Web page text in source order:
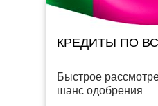
КРЕДИТЫ ПО
Быстрое
шанс одобрения